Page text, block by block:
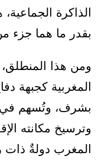
الذاكرة
بقدر ما هما جزء
ومن هذا المنطلق،
المغربية كجبهة
بشرف، وتُسهم في
وترسيخ مكانته
المغرب دولةٌ ذات